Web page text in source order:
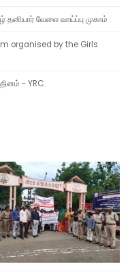
வேலை வாய்ப்பு முகாம்
organised by the Girls
- YRC